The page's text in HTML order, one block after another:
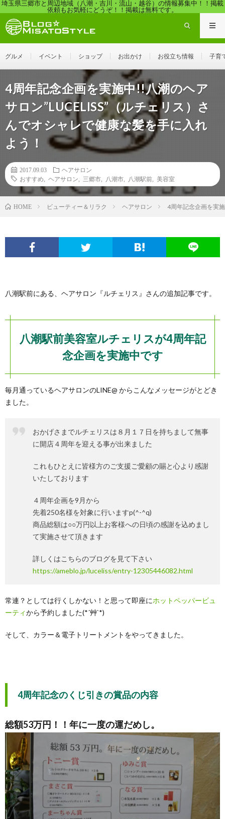
埼玉県三郷市と周辺地域（八潮・吉川・流山・越谷）の情報募集中！！掲載
依頼もお気軽にどうぞ！！掲載は無料です。
グルメ イベント ショップ お出かけ お役立ち情報 子育
4周年記念企画を実施中!!八潮のヘア
サロン”LUCELISS”（ルチェリス）さ
んでオシャレで健康な髪を手に入れ
よう！
2017.09.03
ヘアサロン
おすすめ
ヘアサロン 三郷市 八潮市 八潮駅前 美容室
HOME ビューティー＆リラク ヘアサロン 4周年記念企画を実
八潮駅前にある、ヘアサロン『ルチェリス』さんの追加記事です。
八潮駅前美容室ルチェリスが4周年記
念企画を実施中です
毎月通っているヘアサロンのLINE@ からこんなメッセージがとどき
ました。
おかげさまでルチェリスは８月１７日を持ちまして無事
に開店４周年を迎える事が出来ました
これもひとえに皆様方のご支援ご愛顧の賜と心より感謝
いたしております
４周年企画を9月から
先着250名様を対象に行いますp(^-^q)
商品総額は○○万円以上お客様への日頃の感謝を込めまし
て実施させて頂きます
詳しくはこちらのブログを見て下さい
https://ameblo.jp/luceliss/entry-12305446082.html
常連？としては行くしかない！と思って即座にホットペッパービュ
ーティから予約しました(*´艸`*)
そして、カラー＆電子トリートメントをやってきました。
4周年記念のくじ引きの賞品の内容
総額53万円！！年に一度の運だめし。